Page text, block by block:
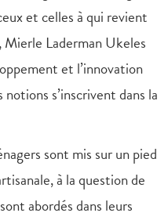
et celles à qui revient
Laderman Ukeles
et l’innovation
s’inscrivent dans la
sont mis sur un pied
à la question de
abordés dans leurs